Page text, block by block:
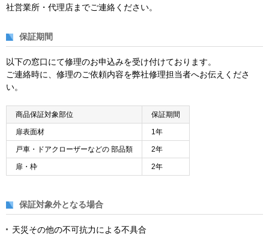
社営業所・代理店までご連絡ください。
保証期間
以下の窓口にて修理のお申込みを受け付けております。
ご連絡時に、修理のご依頼内容を弊社修理担当者へお伝えくださ
い。
商品保証対象部位 保証期間
扉表面材 1年
戸車・ドアクローザーなどの 部品類 2年
扉・枠 2年
保証対象外となる場合
天災その他の不可抗力による不具合